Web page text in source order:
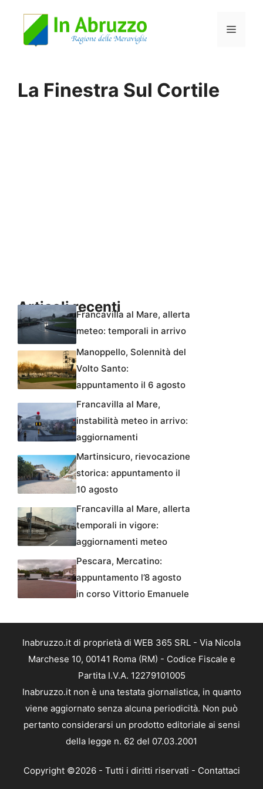
Menu
La Finestra Sul Cortile
Articoli recentiFrancavilla al Mare, allerta
meteo: temporali in arrivo
Manoppello, Solennità del
Volto Santo:
appuntamento il 6 agosto
Francavilla al Mare,
instabilità meteo in arrivo:
aggiornamenti
Martinsicuro, rievocazione
storica: appuntamento il
10 agosto
Francavilla al Mare, allerta
temporali in vigore:
aggiornamenti meteo
Pescara, Mercatino:
appuntamento l’8 agosto
in corso Vittorio Emanuele
Inabruzzo.it di proprietà di WEB 365 SRL - Via Nicola
Marchese 10, 00141 Roma (RM) - Codice Fiscale e
Partita I.V.A. 12279101005
Inabruzzo.it non è una testata giornalistica, in quanto
viene aggiornato senza alcuna periodicità. Non può
pertanto considerarsi un prodotto editoriale ai sensi
della legge n. 62 del 07.03.2001
Copyright ©2026 - Tutti i diritti riservati - Contattaci